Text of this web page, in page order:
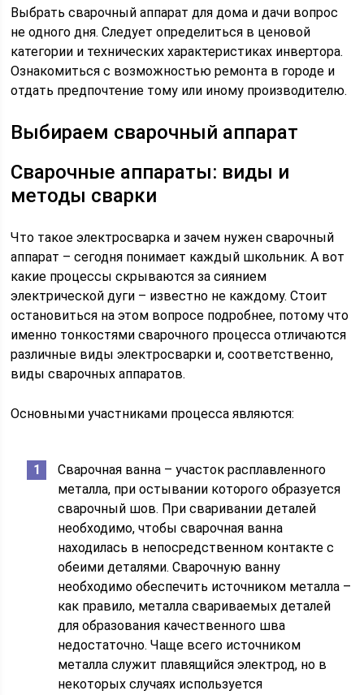
Выбрать сварочный аппарат для дома и дачи вопрос
не одного дня. Следует определиться в ценовой
категории и технических характеристиках инвертора.
Ознакомиться с возможностью ремонта в городе и
отдать предпочтение тому или иному производителю.
Выбираем сварочный аппарат
Сварочные аппараты: виды и
методы сварки
Что такое электросварка и зачем нужен сварочный
аппарат – сегодня понимает каждый школьник. А вот
какие процессы скрываются за сиянием
электрической дуги – известно не каждому. Стоит
остановиться на этом вопросе подробнее, потому что
именно тонкостями сварочного процесса отличаются
различные виды электросварки и, соответственно,
виды сварочных аппаратов.
Основными участниками процесса являются:
Сварочная ванна – участок расплавленного
металла, при остывании которого образуется
сварочный шов. При сваривании деталей
необходимо, чтобы сварочная ванна
находилась в непосредственном контакте с
обеими деталями. Сварочную ванну
необходимо обеспечить источником металла –
как правило, металла свариваемых деталей
для образования качественного шва
недостаточно. Чаще всего источником
металла служит плавящийся электрод, но в
некоторых случаях используется